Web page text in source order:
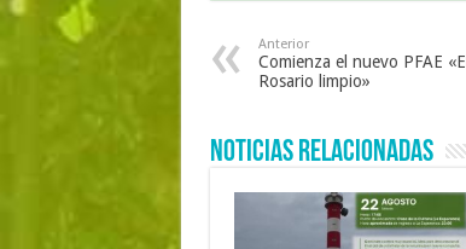
Anterior
Comienza el nuevo PFAE «El
Rosario limpio»
Noticias Relacionadas